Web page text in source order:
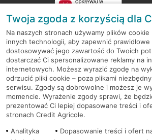
RODO
Regulamin serwisu
Mapa serwisu
PolitykaCookies
Twoja zgoda z korzyścią dla
Na naszych stronach używamy plików
innych technologii, aby zapewnić prawidłowe
dostosowywać jego zawartość do Twoich
dostarczać Ci spersonalizowane reklamy na
internetowych. Możesz wyrazić zgodę na
odrzucić pliki cookie – poza plikami
serwisu. Zgody są dobrowolne i możesz je
momencie. Wyrażenie zgody sprawi, że
prezentować Ci lepiej dopasowane treści i
stronach Credit Agricole.
Analityka
Dopasowanie treści i ofert